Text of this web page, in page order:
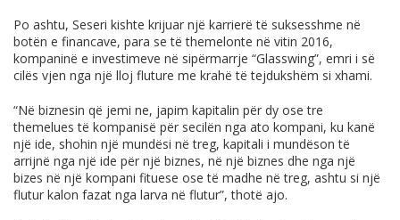
Po ashtu, Seseri kishte krijuar një karrierë të suksesshme në
botën e financave, para se të themelonte në vitin 2016,
kompaninë e investimeve në sipërmarrje “Glasswing”, emri i së
cilës vjen nga një lloj fluture me krahë të tejdukshëm si xhami.
“Në biznesin që jemi ne, japim kapitalin për dy ose tre
themelues të kompanisë për secilën nga ato kompani, ku kanë
një ide, shohin një mundësi në treg, kapitali i mundëson të
arrijnë nga një ide për një biznes, në një biznes dhe nga një
bizes në një kompani fituese ose të madhe në treg, ashtu si një
flutur kalon fazat nga larva në flutur”, thotë ajo.